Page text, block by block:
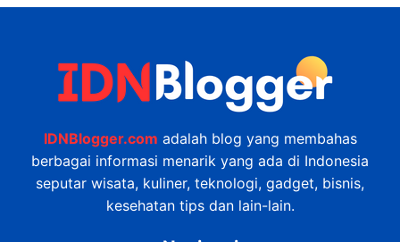
IDNBlogger.com adalah blog yang membahas
berbagai informasi menarik yang ada di Indonesia
seputar wisata, kuliner, teknologi, gadget, bisnis,
kesehatan tips dan lain-lain.